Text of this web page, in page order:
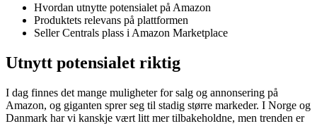
Hvordan utnytte potensialet på Amazon
Produktets relevans på plattformen
Seller Centrals plass i Amazon Marketplace
Utnytt potensialet riktig
I dag finnes det mange muligheter for salg og annonsering på
Amazon, og giganten sprer seg til stadig større markeder. I Norge og
Danmark har vi kanskje vært litt mer tilbakeholdne, men trenden er